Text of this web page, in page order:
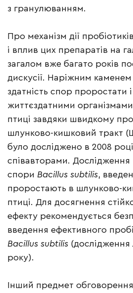
з гранулюванням.
Про механізм дії
і вплив цих препаратів на
загалом вже багато років
дискусії. Наріжним каменем
здатність спор проростати
життєздатними
птиці завдяки швидкому
шлунково-кишковий тракт
було досліджено в 2008
співавторами.
спори Bacillus subtilis,
проростають в шлунково-
птиці. Для досягнення
ефекту рекомендується
введення ефективного
Bacillus subtilis (дослідження
року).
Інший предмет